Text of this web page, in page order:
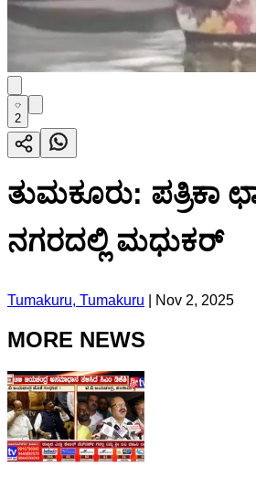
2
ತುಮಕೂರು: ಪತ್ರಿಕಾ
ನಗರದಲ್ಲಿ ಮಧುಕರ್
Tumakuru, Tumakuru Nov 2, 2025
MORE NEWS